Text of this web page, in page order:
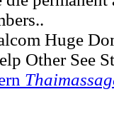
Huge
Other See